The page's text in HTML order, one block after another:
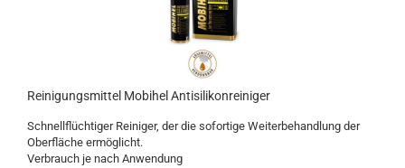
Reinigungsmittel Mobihel Antisilikonreiniger
Schnellflüchtiger Reiniger, der die sofortige Weiterbehandlung der
Oberfläche ermöglicht.
Verbrauch je nach Anwendung